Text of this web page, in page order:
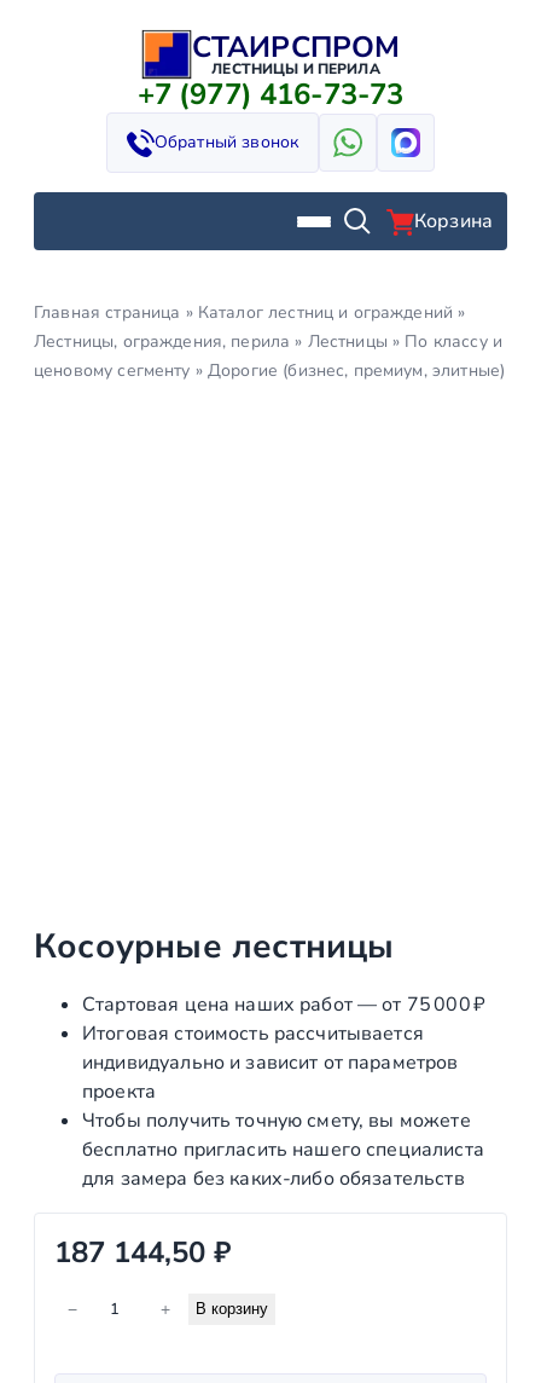
СТАИРСПРОМ
ЛЕСТНИЦЫ И ПЕРИЛА
+7 (977) 416-73-73
Обратный звонок
Корзина
Главная страница » Каталог лестниц и ограждений »
Лестницы, ограждения, перила » Лестницы » По классу и
ценовому сегменту »Дорогие (бизнес, премиум, элитные)
Косоурные лестницы
Стартовая цена наших работ — от 75 000 ₽
Итоговая стоимость рассчитывается
индивидуально и зависит от параметров
проекта
Чтобы получить точную смету, вы можете
бесплатно пригласить нашего специалиста
для замера без каких‑либо обязательств
187 144,50 ₽
− + В корзину